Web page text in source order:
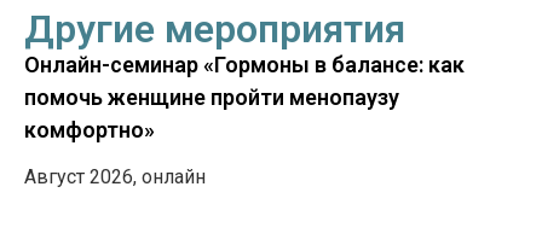
Другие мероприятия
Онлайн-семинар «Гормоны в балансе: как
помочь женщине пройти менопаузу
комфортно»
Август 2026, онлайн